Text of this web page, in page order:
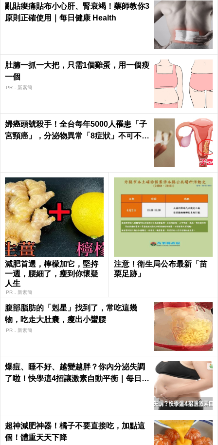
亂貼痠痛貼布小心肝、腎衰竭！藥師教你3
原則正確使用｜每日健康 Health
肚腩一抓一大把，只需1個雞蛋，用一個瘦
一個
PR．新素簡
婦癌頭號殺手！全台每年5000人罹患「子
宮頸癌」，分泌物異常「8症狀」不可不知
減肥首選，檸檬加它，堅持
一週，腰細了，瘦到你懷疑
人生
PR．新素簡
注意！衛生局公布最新「苗
栗足跡」
腹部脂肪的「剋星」找到了，常吃這幾
物，吃走大肚囊，瘦出小蠻腰
PR．新素簡
爆痘、睡不好、越變越胖？你內分泌失調
了啦！快學這4招讓激素自動平衡｜每日健
超神減肥神器！橘子不要直接吃，加點這
個！體重天天下降